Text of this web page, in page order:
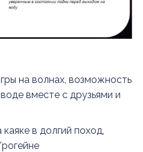
на волнах, возможность
вместе с друзьями и
в долгий поход,